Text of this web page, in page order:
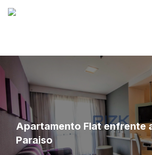
Apartamento Flat enfrente
Paraiso